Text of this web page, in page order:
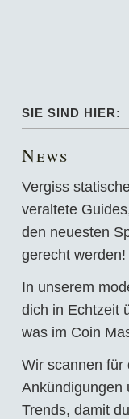
SIE SIND HIER:
News
Vergiss
veraltete
den neuesten
gerecht werden!
In unserem
dich in Echtzeit
was im Coin
Wir scannen für
Ankündigungen
Trends, damit